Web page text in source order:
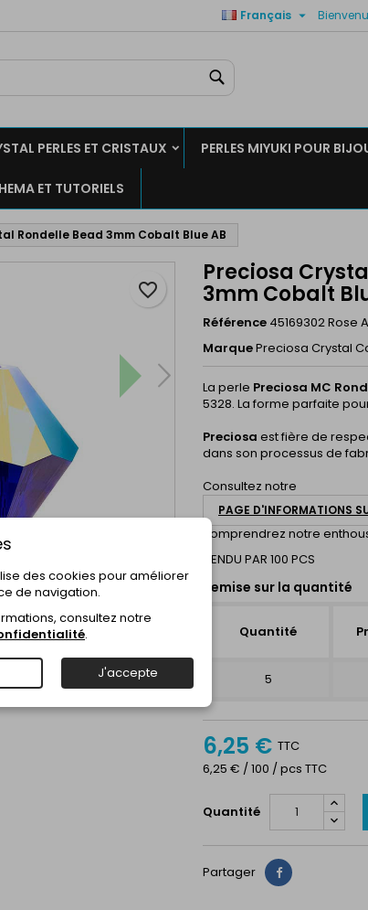
Français 
PERLES ET CRISTAUX PERLES MIYUKI POUR
ET TUTORIELS
Rondelle Bead 3mm Cobalt Blue AB
Preciosa
3mm Cobalt
Référence 45169302 Rose
MarquePreciosa Crystal
La perle Preciosa MC
5328. La forme parfaite
Preciosa est fière de
dans son processus de
Consultez notre
PAGE D'INFORMATIONS
comprendrez notre
VENDU PAR 100 PCS
Remise sur la quantité
Quantité
5
6,25 € TTC
6,25 € / 100 / pcs TTC
Quantité
favorite_border
Partager Partager
ajouter des produits à votre liste
des cookies pour améliorer
de navigation.
consultez notre
.
J'accepte